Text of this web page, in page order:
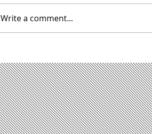
Write a comment...